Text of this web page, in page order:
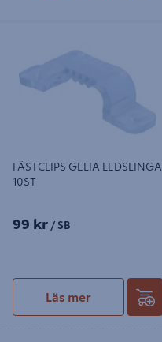
FÄSTCLIPS GELIA LEDSLINGA
10ST
99 kr / SB
Läs mer